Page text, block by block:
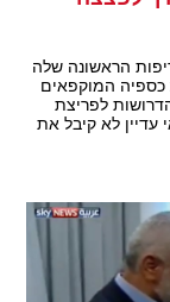
הראשונה שלה
המוקפאים
לפריצת
עדיין לא קיבל את